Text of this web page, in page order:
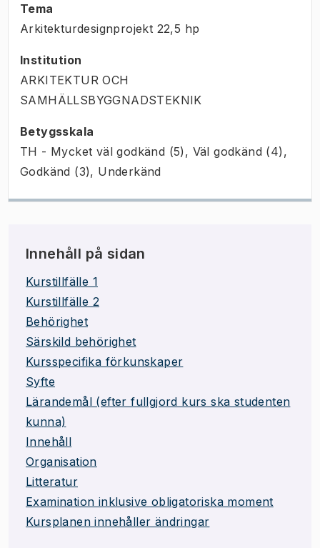
Tema
Arkitekturdesignprojekt 22,5 hp
Institution
ARKITEKTUR OCH
SAMHÄLLSBYGGNADSTEKNIK
Betygsskala
TH - Mycket väl godkänd (5), Väl godkänd (4),
Godkänd (3), Underkänd
Innehåll på sidan
Kurstillfälle 1
Kurstillfälle 2
Behörighet
Särskild behörighet
Kursspecifika förkunskaper
Syfte
Lärandemål (efter fullgjord kurs ska studenten
kunna)
Innehåll
Organisation
Litteratur
Examination inklusive obligatoriska moment
Kursplanen innehåller ändringar